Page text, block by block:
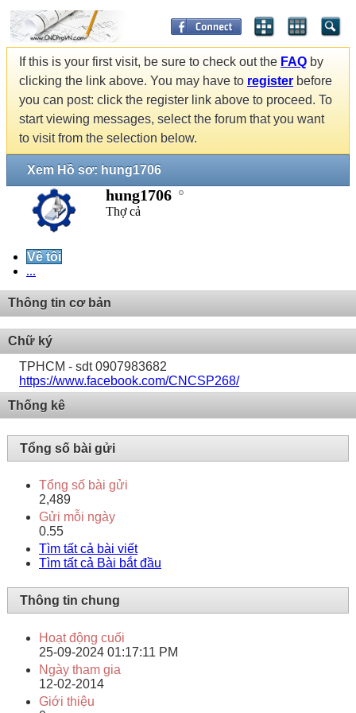
If this is your first visit, be sure to check out the FAQ by
clicking the link above. You may have to register before
you can post: click the register link above to proceed. To
start viewing messages, select the forum that you want
to visit from the selection below.
Xem Hồ sơ: hung1706
hung1706
Thợ cả
Về tôi
...
Thông tin cơ bản
Chữ ký
TPHCM - sdt 0907983682
https://www.facebook.com/CNCSP268/
Thống kê
Tổng số bài gửi
Tổng số bài gửi
2,489
Gửi mỗi ngày
0.55
Tìm tất cả bài viết
Tìm tất cả Bài bắt đầu
Thông tin chung
Hoạt động cuối
25-09-2024 01:17:11 PM
Ngày tham gia
12-02-2014
Giới thiệu